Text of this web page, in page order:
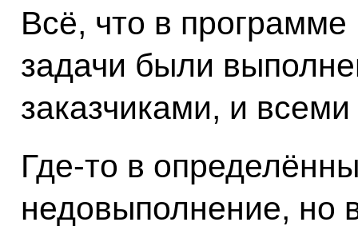
Всё, что в
задачи были
заказчиками, и
Где-то в
недовыполнение, но